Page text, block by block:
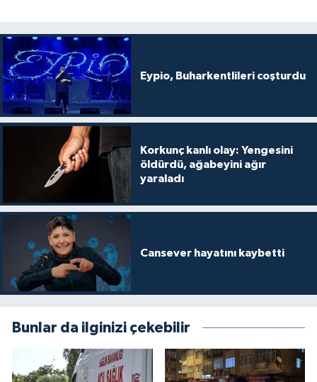
Eypio, Buharkentlileri coşturdu
Korkunç kanlı olay: Yengesini
öldürdü, ağabeyini ağır
yaraladı
Cansever hayatını kaybetti
Bunlar da ilginizi çekebilir